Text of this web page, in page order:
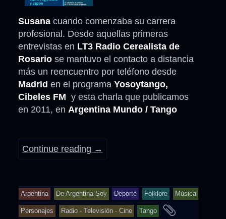
Susana cuando comenzaba su carrera
profesional. Desde aquellas primeras
entrevistas en LT3 Radio Cerealista de
Rosario se mantuvo el contacto a distancia
más un reencuentro por teléfono desde
Madrid en el programa Yosoytango,
Cibeles FM y esta charla que publicamos
en 2011, en Argentina Mundo / Tango
Continue reading →
Argentina De Argentina Soy Deporte Folklore Música
Personajes Radio - Televisión - Cine Tango